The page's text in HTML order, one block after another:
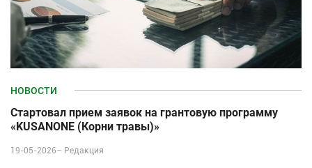
НОВОСТИ
Стартовал прием заявок на грантовую программу
«KUSANONE (Корни травы)»
19-05-2026– Редакция